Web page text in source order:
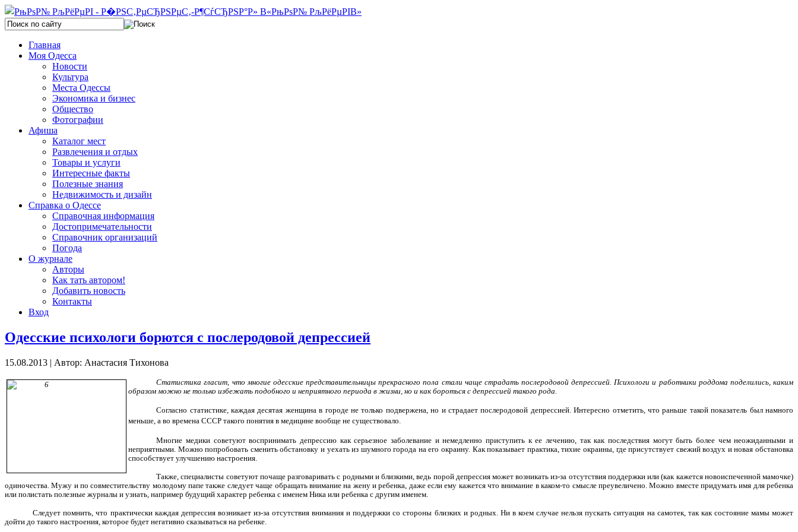
Главная
Моя Одесса
Новости
Культура
Места Одессы
Экономика и бизнес
Общество
Фотографии
Афиша
Каталог мест
Развлечения и отдых
Товары и услуги
Интересные факты
Полезные знания
Недвижимость и дизайн
Справка о Одессе
Справочная информация
Достопримечательности
Справочник организаций
Погода
О журнале
Авторы
Как тать автором!
Добавить новость
Контакты
Вход
Одесские психологи борются с послеродовой депрессией
15.08.2013 | Автор: Анастасия Тихонова
Статистика гласит, что многие одесские представительницы прекрасного пола стали чаще страдать послеродовой депрессией. Психологи и работники роддома поделились, каким
образом можно не только избежать подобного и неприятного периода в жизни, но и как бороться с депрессией такого рода.
Согласно статистике, каждая десятая женщина в городе не только подвержена, но и страдает послеродовой депрессией. Интересно отметить, что раньше такой показатель был намного
меньше, а во времена СССР такого понятия в медицине вообще не существовало.
Многие медики советуют воспринимать депрессию как серьезное заболевание и немедленно приступить к ее лечению, так как последствия могут быть более чем неожиданными и
неприятными. Можно попробовать сменить обстановку и уехать из шумного города на его окраину. Как показывает практика, тихие окраины, где присутствует свежий воздух и новая обстановка
способствует улучшению настроения.
Также, специалисты советуют почаще разговаривать с родными и близкими, ведь порой депрессия может возникать из-за отсутствия поддержки или (как кажется новоиспеченной мамочке)
одиночества. Мужу и по совместительству молодому папе также следует чаще обращать внимание на жену и ребенка, даже если ему кажется что внимание в каком-то смысле преувеличено. Можно вместе придумать имя для ребенка
или полистать полезные журналы и узнать, например будущий характер ребенка с именем Ника или ребенка с другим именем.
Следует помнить, что практически каждая депрессия возникает из-за отсутствия внимания и поддержки со стороны близких и родных. Ни в коем случае нельзя пускать ситуация на самотек, так как состояние мамы может
дойти до такого настроения, которое будет негативно сказываться на ребенке.